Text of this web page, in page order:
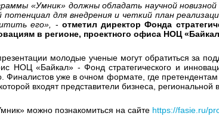
«Умник» должны обладать научной
потенциал для внедрения и четкий план
его»,
- отметил директор Фонда
в регионе, проектного офиса НОЦ
молодые ученые могут обратиться за
НОЦ «Байкал» - Фонд стратегического и
Финалистов уже в очном формате, где
входят представители бизнеса, региональной
можно познакомиться на сайте https://fasie.ru/